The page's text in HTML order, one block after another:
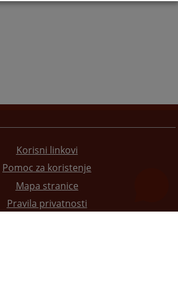
Korisni linkovi
Pomoc za koristenje
Mapa stranice
Pravila privatnosti